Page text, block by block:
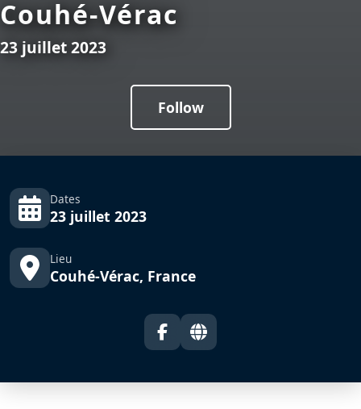
Couhé-Vérac
23 juillet 2023
Follow
Dates
23 juillet 2023
Lieu
Couhé-Vérac, France